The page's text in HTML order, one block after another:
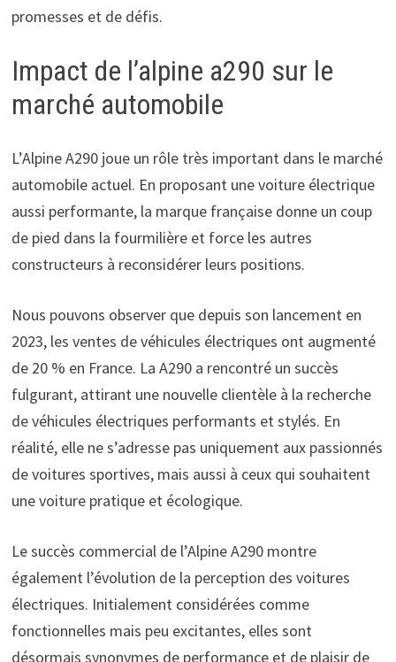
promesses et de défis.
Impact de l’alpine a290 sur le
marché automobile
L’Alpine A290 joue un rôle très important dans le marché
automobile actuel. En proposant une voiture électrique
aussi performante, la marque française donne un coup
de pied dans la fourmilière et force les autres
constructeurs à reconsidérer leurs positions.
Nous pouvons observer que depuis son lancement en
2023, les ventes de véhicules électriques ont augmenté
de 20 % en France. La A290 a rencontré un succès
fulgurant, attirant une nouvelle clientèle à la recherche
de véhicules électriques performants et stylés. En
réalité, elle ne s’adresse pas uniquement aux passionnés
de voitures sportives, mais aussi à ceux qui souhaitent
une voiture pratique et écologique.
Le succès commercial de l’Alpine A290 montre
également l’évolution de la perception des voitures
électriques. Initialement considérées comme
fonctionnelles mais peu excitantes, elles sont
désormais synonymes de performance et de plaisir de